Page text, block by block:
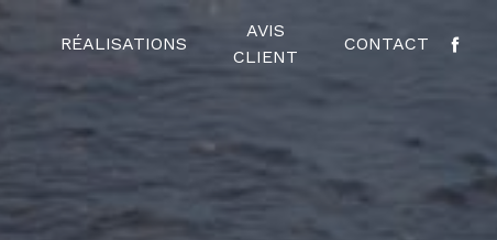
RÉALISATIONS
AVIS
CLIENT
CONTACT